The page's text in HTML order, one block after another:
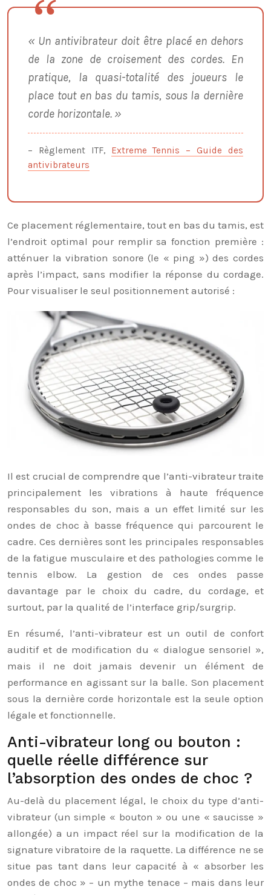
« Un antivibrateur doit être placé en dehors
de la zone de croisement des cordes. En
pratique, la quasi-totalité des joueurs le
place tout en bas du tamis, sous la dernière
corde horizontale. »
– Règlement ITF, Extreme Tennis – Guide des
antivibrateurs
Ce placement réglementaire, tout en bas du tamis, est
l’endroit optimal pour remplir sa fonction première :
atténuer la vibration sonore (le « ping ») des cordes
après l’impact, sans modifier la réponse du cordage.
Pour visualiser le seul positionnement autorisé :
Il est crucial de comprendre que l’anti-vibrateur traite
principalement les vibrations à haute fréquence
responsables du son, mais a un effet limité sur les
ondes de choc à basse fréquence qui parcourent le
cadre. Ces dernières sont les principales responsables
de la fatigue musculaire et des pathologies comme le
tennis elbow. La gestion de ces ondes passe
davantage par le choix du cadre, du cordage, et
surtout, par la qualité de l’interface grip/surgrip.
En résumé, l’anti-vibrateur est un outil de confort
auditif et de modification du « dialogue sensoriel »,
mais il ne doit jamais devenir un élément de
performance en agissant sur la balle. Son placement
sous la dernière corde horizontale est la seule option
légale et fonctionnelle.
Anti-vibrateur long ou bouton :
quelle réelle différence sur
l’absorption des ondes de choc ?
Au-delà du placement légal, le choix du type d’anti-
vibrateur (un simple « bouton » ou une « saucisse »
allongée) a un impact réel sur la modification de la
signature vibratoire de la raquette. La différence ne se
situe pas tant dans leur capacité à « absorber les
ondes de choc » – un mythe tenace – mais dans leur